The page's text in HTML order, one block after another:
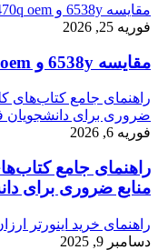
مقایسه 6538y و intel xeon platinum 8470q oem
فوریه 25, 2026
مقایسه 6538y و intel xeon platinum 8470q oem
راهنمای جامع کتاب‌های
ضروری برای دانشجویان
فوریه 6, 2026
راهنمای جامع
منابع ضروری برای
راهنمای خرید اینورتر
دسامبر 9, 2025